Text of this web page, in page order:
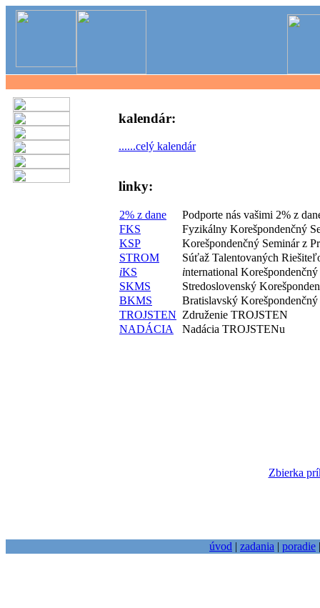
kalendár:
......celý kalendár
linky:
2% z dane
Podporte nás vašimi 2% z
FKS
Fyzikálny Korešpondenčný
KSP
Korešpondenčný Seminár z
STROM
Súťaž Talentovaných
iKS international Korešpondenčný
SKMS
Stredoslovenský
BKMS
Bratislavský
TROJSTEN Združenie TROJSTEN
NADÁCIA
Nadácia TROJSTENu
Zbierka
úvod | zadania | poradie